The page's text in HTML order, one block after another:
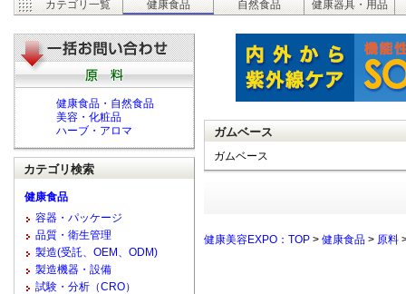
カテゴリ一覧 健康食品 自然食品 健康器具・用品
ガムベース
ガムベース
健康美容EXPO：TOP > 健康食品 > 原料
健康食品・自然食品
美容・化粧品
ハーブ・アロマ
カテゴリ検索
健康食品
容器・パッケージ
品質・衛生管理
製造(受託、OEM、ODM)
製造機器・設備
試験・分析（CRO）